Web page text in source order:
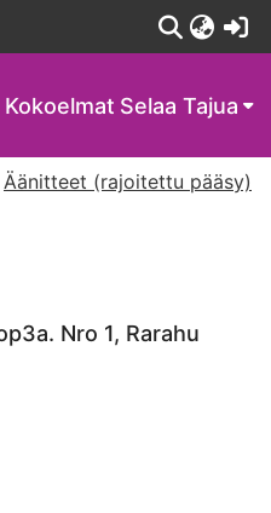
Kokoelmat Selaa Tajua
Äänitteet (rajoitettu pääsy)
Nro 1, Rarahu